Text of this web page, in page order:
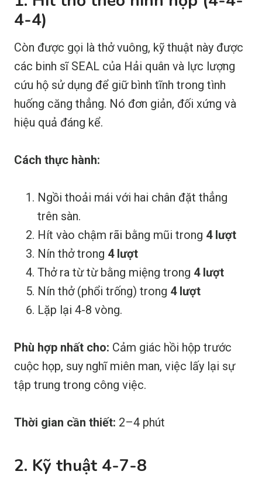
4-4)
Còn được gọi là thở vuông, kỹ thuật này được
các binh sĩ SEAL của Hải quân và lực lượng
cứu hộ sử dụng để giữ bình tĩnh trong tình
huống căng thẳng. Nó đơn giản, đối xứng và
hiệu quả đáng kể.
Cách thực hành:
Ngồi thoải mái với hai chân đặt thẳng
trên sàn.
Hít vào chậm rãi bằng mũi trong 4 lượt
Nín thở trong 4 lượt
Thở ra từ từ bằng miệng trong 4 lượt
Nín thở (phổi trống) trong 4 lượt
Lặp lại 4-8 vòng.
Phù hợp nhất cho: Cảm giác hồi hộp trước
cuộc họp, suy nghĩ miên man, việc lấy lại sự
tập trung trong công việc.
Thời gian cần thiết: 2–4 phút
2. Kỹ thuật 4-7-8